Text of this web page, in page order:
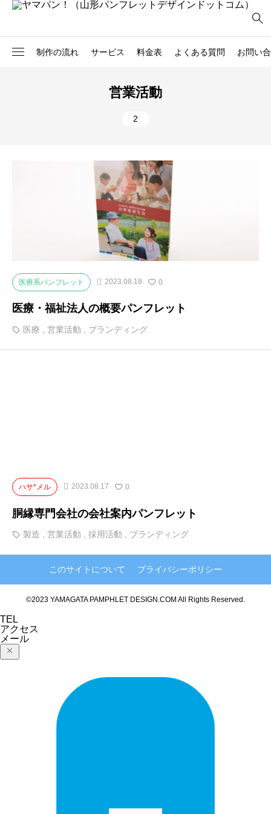
制作の流れ サービス 料金表 よくある質問 お問い
2
3
5
16
6
ガイドブック
広報誌
記念誌
営業活動
2
医療系パンフレット 2023.08.18 0
医療・福祉法人の概要パンフレット
医療 営業活動 ブランディング
ハサ*メル 2023.08.17 0
胴縁専門会社の会社案内パンフレット
製造 , 営業活動 , 採用活動 , ブランディング
このサイトについて プライバシーポリシー
©2023 YAMAGATA PAMPHLET DESIGN.COM All Rights Reserved.
TEL
アクセス
メール